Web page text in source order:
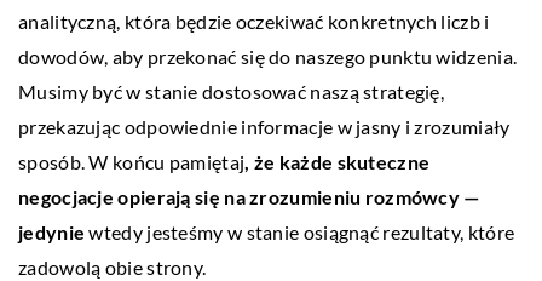
analityczną, która będzie oczekiwać konkretnych liczb i
dowodów, aby przekonać się do naszego punktu widzenia.
Musimy być w stanie dostosować naszą strategię,
przekazując odpowiednie informacje w jasny i zrozumiały
sposób. W końcu pamiętaj, że każde skuteczne
negocjacje opierają się na zrozumieniu rozmówcy —
jedynie wtedy jesteśmy w stanie osiągnąć rezultaty, które
zadowolą obie strony.